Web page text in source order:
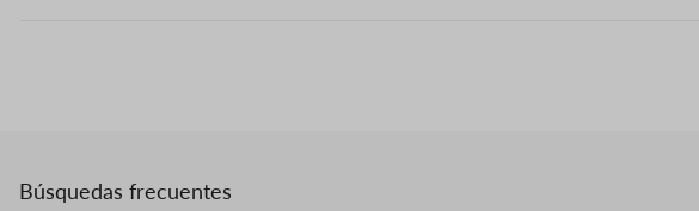
Búsquedas frecuentes